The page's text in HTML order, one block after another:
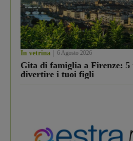
In vetrina 6 Agosto 2026
Gita di famiglia a Firenze: 5
divertire i tuoi figli